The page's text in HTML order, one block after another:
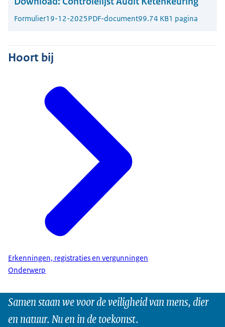
Formulier19-12-2025PDF-document99.74 KB1 pagina
Hoort bij
Erkenningen, registraties en vergunningen
Onderwerp
Samen staan we voor de veiligheid van mens, dier
en natuur. Nu en in de toekomst.